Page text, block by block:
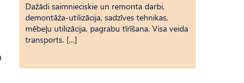
Dažādi saimnieciskie un remonta darbi,
demontāža-utilizācija, sadzīves tehnikas,
mēbeļu utilizācija, pagrabu tīrīšana. Visa veida
transports. […]